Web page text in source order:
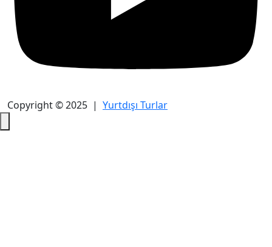
Copyright © 2025 | Yurtdışı Turlar